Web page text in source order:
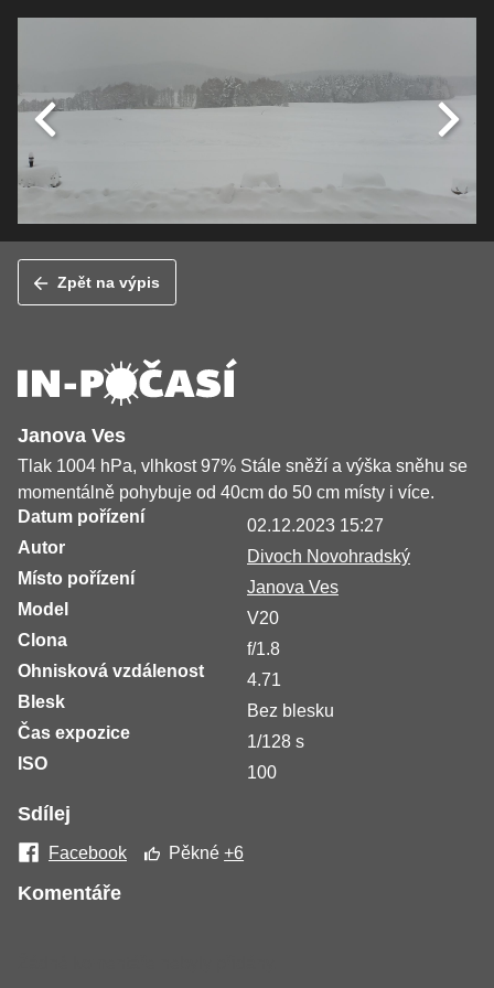
Zpět na výpis
Janova Ves
Tlak 1004 hPa, vlhkost 97% Stále sněží a výška sněhu se
momentálně pohybuje od 40cm do 50 cm místy i více.
Datum pořízení
02.12.2023 15:27
Autor
Divoch Novohradský
Místo pořízení
Janova Ves
Model
V20
Clona
f/1.8
Ohnisková vzdálenost
4.71
Blesk
Bez blesku
Čas expozice
1/128 s
ISO
100
Sdílej
Facebook Pěkné+6
Komentáře